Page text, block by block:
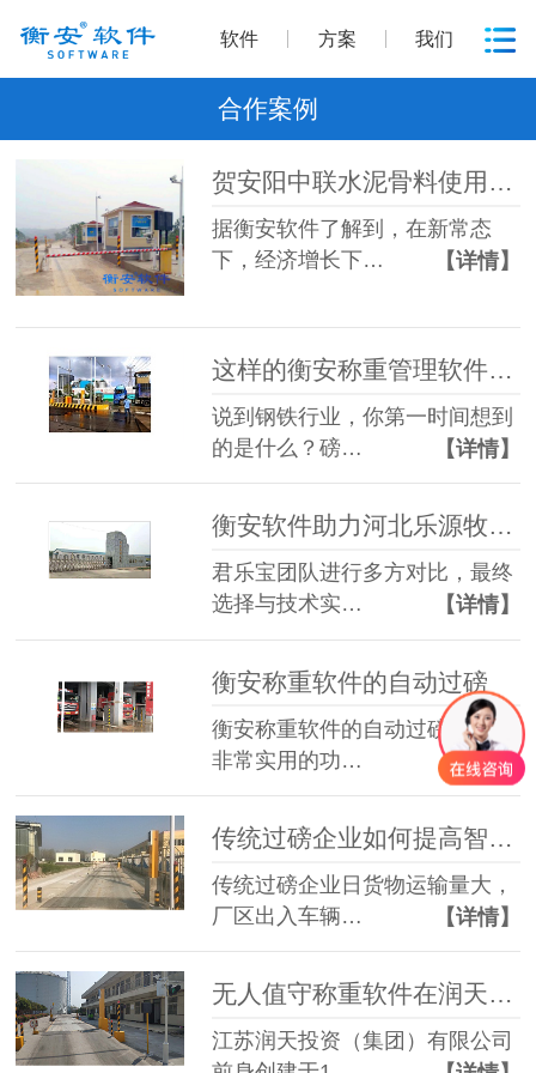
软件 方案 我们
合作案例
贺安阳中联水泥骨料使用衡安软件无人值守称重管理系统全线升级
据衡安软件了解到，在新常态
下，经济增长下…
【详情】
这样的衡安称重管理软件钢铁行业能用吗？
说到钢铁行业，你第一时间想到
的是什么？磅…
【详情】
衡安软件助力河北乐源牧业实现无人值守称重系统
君乐宝团队进行多方对比，最终
选择与技术实…
【详情】
衡安称重软件的自动过磅
衡安称重软件的自动过磅功能是
非常实用的功…
【详情】
传统过磅企业如何提高智能化管理
传统过磅企业日货物运输量大，
厂区出入车辆…
【详情】
无人值守称重软件在润天集团的应
江苏润天投资（集团）有限公司